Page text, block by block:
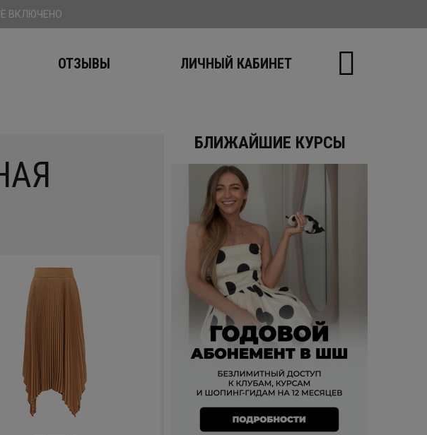
ВКЛЮЧЕНО
ОТЗЫВЫ ЛИЧНЫЙ КАБИНЕТ
БЛИЖАЙШИЕ КУРСЫ